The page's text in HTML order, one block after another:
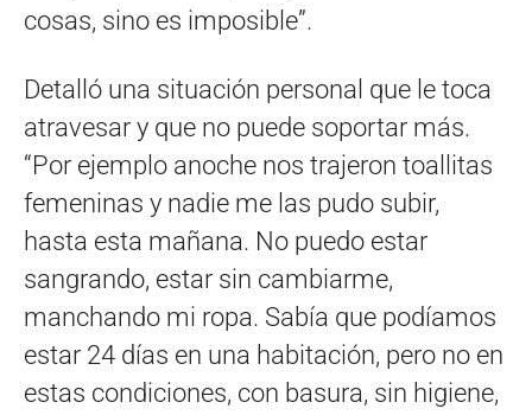
cosas, sino es imposible”.
Detalló una situación personal que le toca
atravesar y que no puede soportar más.
“Por ejemplo anoche nos trajeron toallitas
femeninas y nadie me las pudo subir,
hasta esta mañana. No puedo estar
sangrando, estar sin cambiarme,
manchando mi ropa. Sabía que podíamos
estar 24 días en una habitación, pero no en
estas condiciones, con basura, sin higiene,